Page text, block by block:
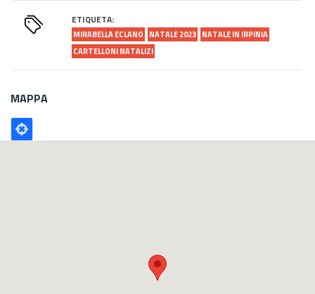
ETIQUETA:
MIRABELLA ECLANO NATALE 2023 NATALE IN IRPINIA
CARTELLONI NATALIZI
MAPPA
Poligono
GEO